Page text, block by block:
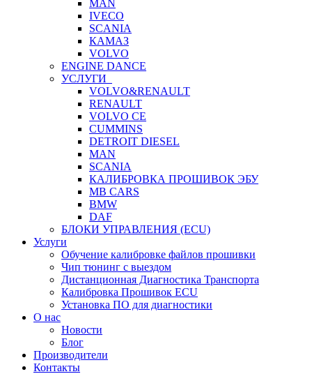
MAN
IVECO
SCANIA
КАМАЗ
VOLVO
ENGINE DANCE
УСЛУГИ
VOLVO&RENAULT
RENAULT
VOLVO CE
CUMMINS
DETROIT DIESEL
MAN
SCANIA
КАЛИБРОВКА ПРОШИВОК ЭБУ
MB CARS
BMW
DAF
БЛОКИ УПРАВЛЕНИЯ (ECU)
Услуги
Обучение калибровке файлов прошивки
Чип тюнинг с выездом
Дистанционная Диагностика Транспорта
Калибровка Прошивок ECU
Установка ПО для диагностики
О нас
Новости
Блог
Производители
Контакты